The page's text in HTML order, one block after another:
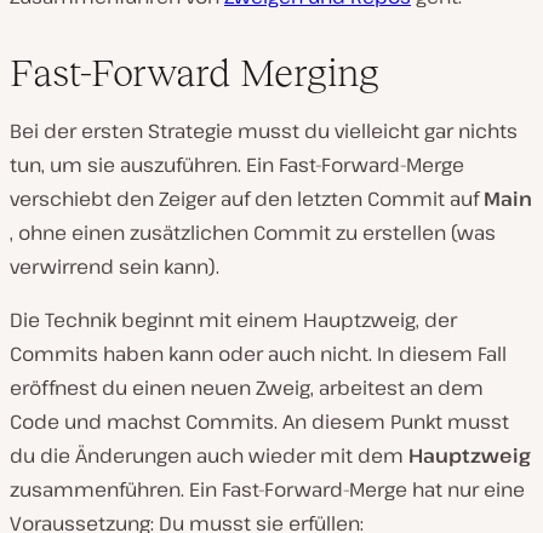
Fast-Forward Merging
Bei der ersten Strategie musst du vielleicht gar nichts
tun, um sie auszuführen. Ein Fast-Forward-Merge
verschiebt den Zeiger auf den letzten Commit aufMain
, ohne einen zusätzlichen Commit zu erstellen (was
verwirrend sein kann).
Die Technik beginnt mit einem Hauptzweig, der
Commits haben kann oder auch nicht. In diesem Fall
eröffnest du einen neuen Zweig, arbeitest an dem
Code und machst Commits. An diesem Punkt musst
du die Änderungen auch wieder mit dem Hauptzweig
zusammenführen. Ein Fast-Forward-Merge hat nur eine
Voraussetzung: Du musst sie erfüllen: